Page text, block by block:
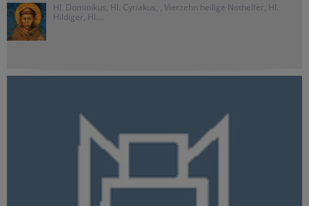
Hl. Dominikus, Hl. Cyriakus, , Vierzehn heilige Nothelfer, Hl.
Hildiger, Hl....